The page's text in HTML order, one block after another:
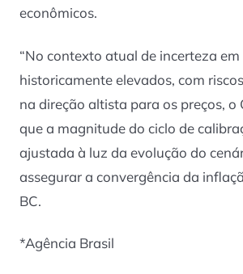
econômicos.
“No contexto atual de incerteza em
historicamente elevados, com
na direção altista para os preços, o
que a magnitude do ciclo de
ajustada à luz da evolução do
assegurar a convergência da
BC.
*Agência Brasil